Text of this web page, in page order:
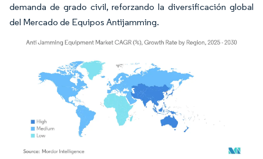
demanda de grado civil, reforzando la diversificación global
del Mercado de Equipos Antijamming.